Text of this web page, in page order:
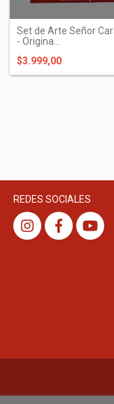
Set de Arte Señor
- Origina...
$3.999,00
REDES SOCIALES